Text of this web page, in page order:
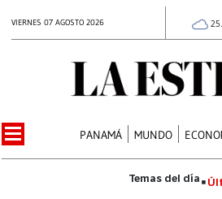
VIERNES 07 AGOSTO 2026
PANAMÁ MUNDO